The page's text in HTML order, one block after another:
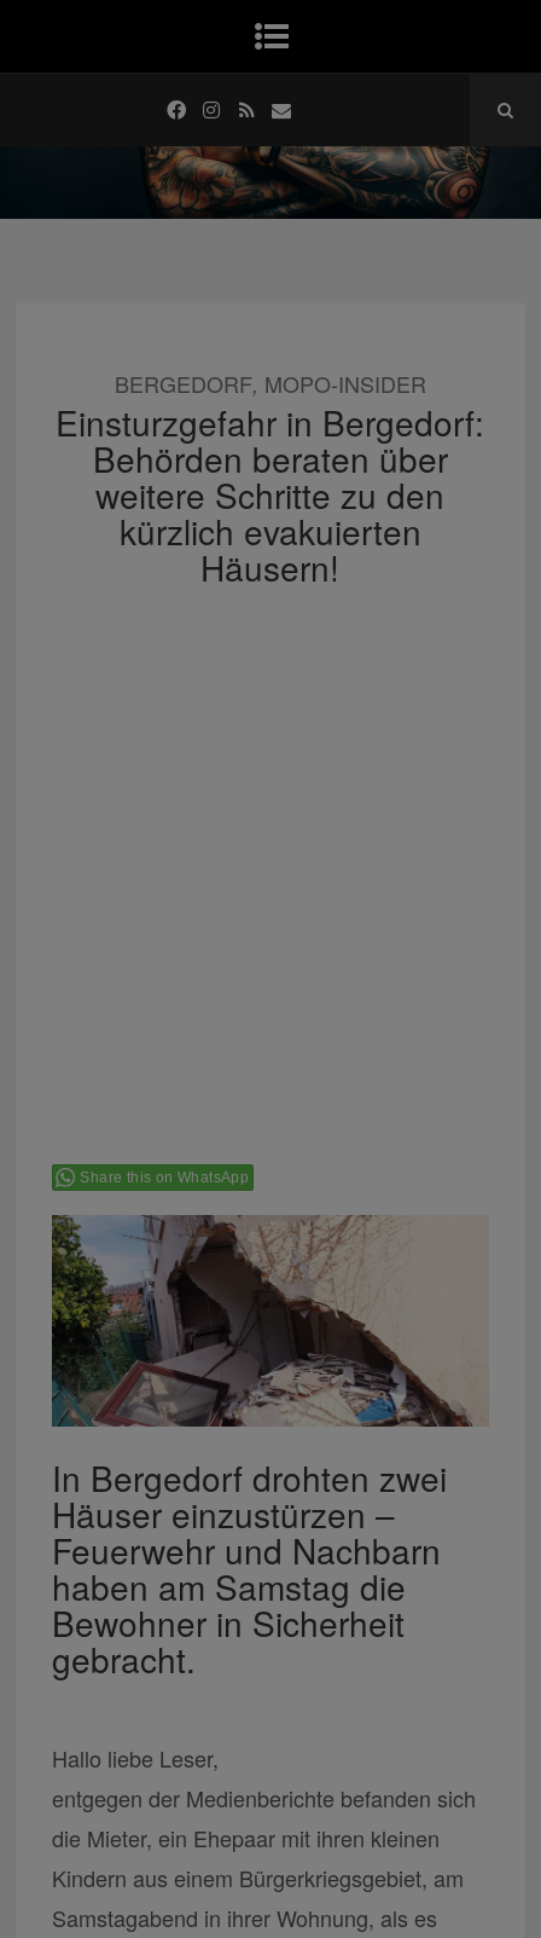
BERGEDORF, MOPO-INSIDER
Einsturzgefahr in Bergedorf:
Behörden beraten über
weitere Schritte zu den
kürzlich evakuierten
Häusern!
Share this on WhatsApp
In Bergedorf drohten zwei
Häuser einzustürzen –
Feuerwehr und Nachbarn
haben am Samstag die
Bewohner in Sicherheit
gebracht.
Hallo liebe Leser,
entgegen der Medienberichte befanden sich
die Mieter, ein Ehepaar mit ihren kleinen
Kindern aus einem Bürgerkriegsgebiet, am
Samstagabend in ihrer Wohnung, als es